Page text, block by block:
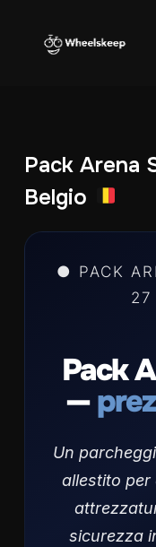
Pack Arena
Belgio
● PACK
Pack
—
Un
allestito
sicurezza